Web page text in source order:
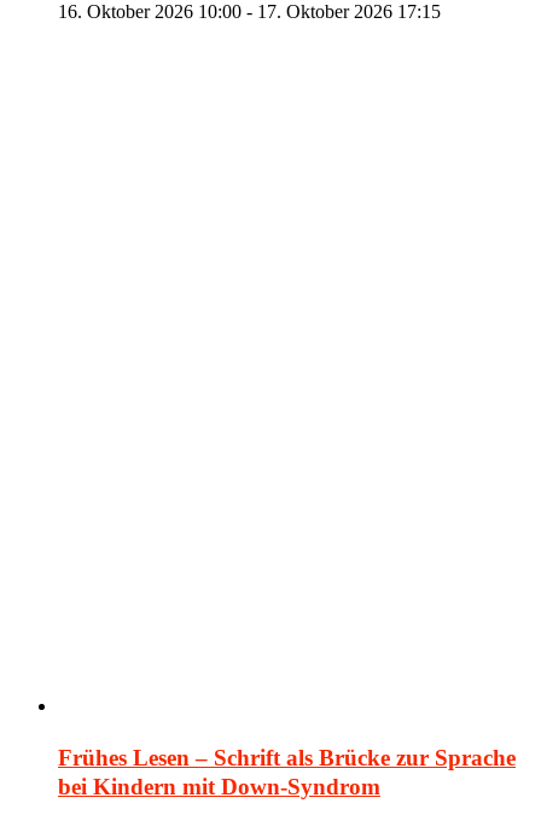
16. Oktober 2026 10:00 - 17. Oktober 2026 17:15
Frühes Lesen – Schrift als Brücke zur Sprache
bei Kindern mit Down-Syndrom